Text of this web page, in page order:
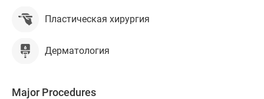
Пластическая хирургия
Дерматология
Major Procedures